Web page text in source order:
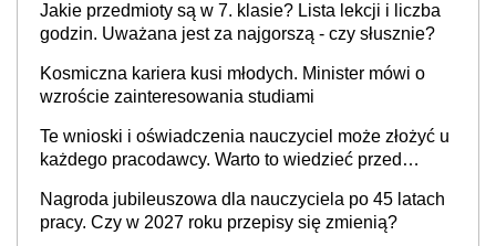
Jakie przedmioty są w 7. klasie? Lista lekcji i liczba
godzin. Uważana jest za najgorszą - czy słusznie?
Kosmiczna kariera kusi młodych. Minister mówi o
wzroście zainteresowania studiami
Te wnioski i oświadczenia nauczyciel może złożyć u
każdego pracodawcy. Warto to wiedzieć przed
Nagroda jubileuszowa dla nauczyciela po 45 latach
pracy. Czy w 2027 roku przepisy się zmienią?